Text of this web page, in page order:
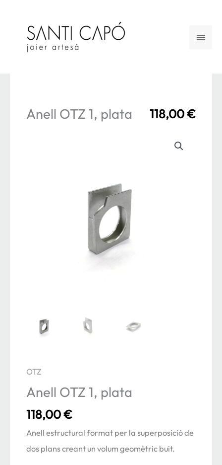
contingut
Menú
118,00€
Anell OTZ 1, plata
OTZ
Anell OTZ 1, plata
118,00€
Anell estructural format per la superposició de
dos plans creant un volum geomètric buit.